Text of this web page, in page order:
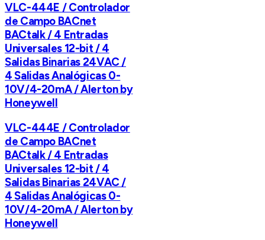
VLC-444E / Controlador
de Campo BACnet
BACtalk / 4 Entradas
Universales 12-bit / 4
Salidas Binarias 24VAC /
4 Salidas Analógicas 0-
10V/4-20mA / Alerton by
Honeywell
VLC-444E / Controlador
de Campo BACnet
BACtalk / 4 Entradas
Universales 12-bit / 4
Salidas Binarias 24VAC /
4 Salidas Analógicas 0-
10V/4-20mA / Alerton by
Honeywell